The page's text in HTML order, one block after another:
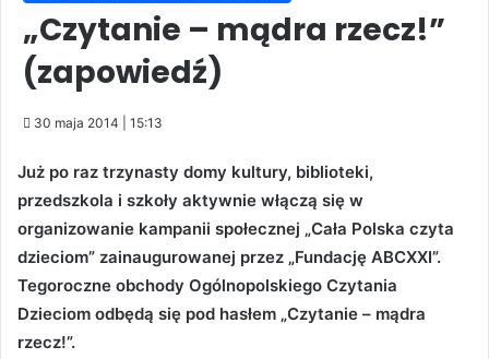
„Czytanie – mądra rzecz!”
(zapowiedź)
30 maja 2014 | 15:13
Już po raz trzynasty domy kultury, biblioteki,
przedszkola i szkoły aktywnie włączą się w
organizowanie kampanii społecznej „Cała Polska czyta
dzieciom” zainaugurowanej przez „Fundację ABCXXI”.
Tegoroczne obchody Ogólnopolskiego Czytania
Dzieciom odbędą się pod hasłem „Czytanie – mądra
rzecz!”.